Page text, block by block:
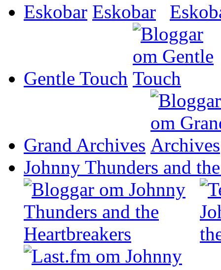
Eskobar
Gentle Touch
Grand Archives
Johnny Thunders and